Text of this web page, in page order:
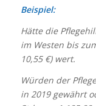
Beispiel:
Hätte die
im Westen bis
10,55 €) wert.
Würden der
in 2019 gewährt